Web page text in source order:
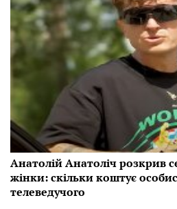
Анатолій Анатоліч розкрив
жінки: скільки коштує
телеведучого